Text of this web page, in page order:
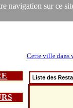
navigation sur ce
Cette ville dans
Liste des